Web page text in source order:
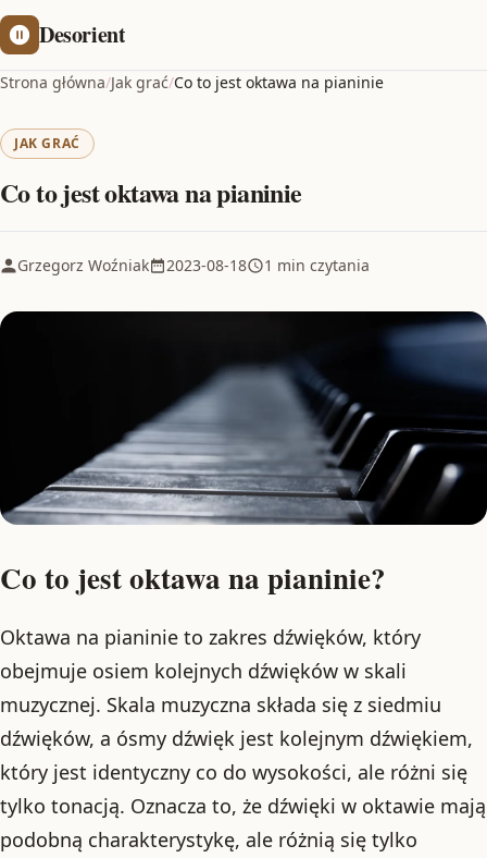
Desorient
Strona główna/Jak grać/Co to jest oktawa na pianinie
JAK GRAĆ
Co to jest oktawa na pianinie
Grzegorz Woźniak 2023-08-18 1 min czytania
Co to jest oktawa na pianinie?
Oktawa na pianinie to zakres dźwięków, który
obejmuje osiem kolejnych dźwięków w skali
muzycznej. Skala muzyczna składa się z siedmiu
dźwięków, a ósmy dźwięk jest kolejnym dźwiękiem,
który jest identyczny co do wysokości, ale różni się
tylko tonacją. Oznacza to, że dźwięki w oktawie mają
podobną charakterystykę, ale różnią się tylko